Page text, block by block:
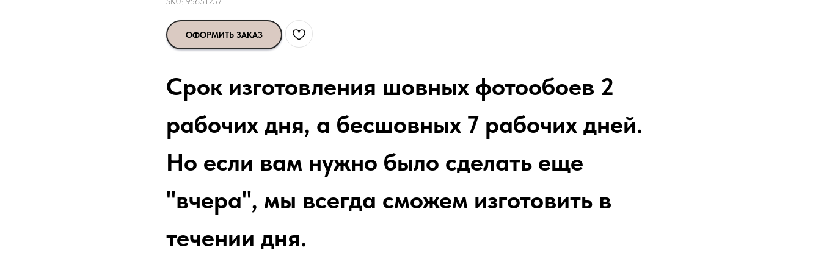
ОФОРМИТЬ ЗАКАЗ
Срок изготовления шовных фотообоев 2
рабочих дня, а бесшовных 7 рабочих дней.
Но если вам нужно было сделать еще
"вчера", мы всегда сможем изготовить в
течении дня.